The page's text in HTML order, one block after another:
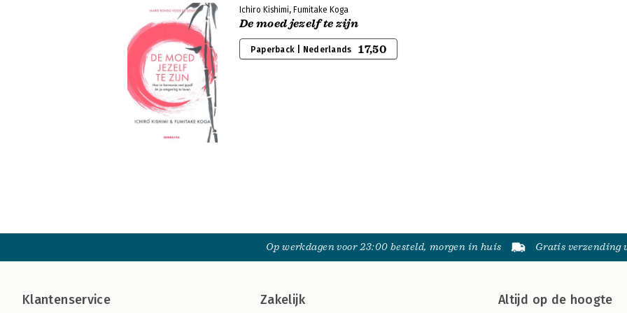
Ichiro Kishimi, Fumitake Koga
De moed jezelf te zijn
Paperback | Nederlands 17,50
Op werkdagen voor 23:00 besteld, morgen in huis Gratis verzending
Klantenservice Zakelijk Altijd op de hoogte